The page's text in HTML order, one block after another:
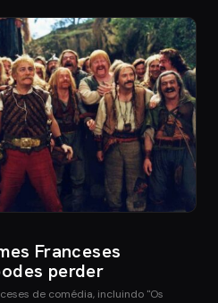
Franceses
perder
de comédia, incluindo "Os